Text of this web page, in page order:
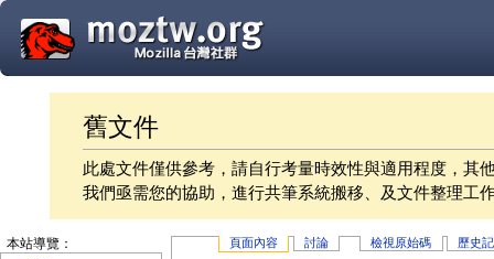
舊文件
此處文件僅供參考，請自行考量時效性與適用程度，其
我們亟需您的協助，進行共筆系統搬移、及文件整理工
頁面內容 討論 檢視原始碼 歷史
本站導覽：